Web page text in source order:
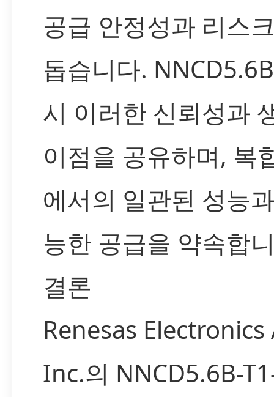
공급 안정성과 리스
돕습니다.
시 이러한 신뢰성과
이점을 공유하며, 복
에서의 일관된 성능
능한 공급을 약속합
결론
Renesas
Inc.의 NNCD5.6B-